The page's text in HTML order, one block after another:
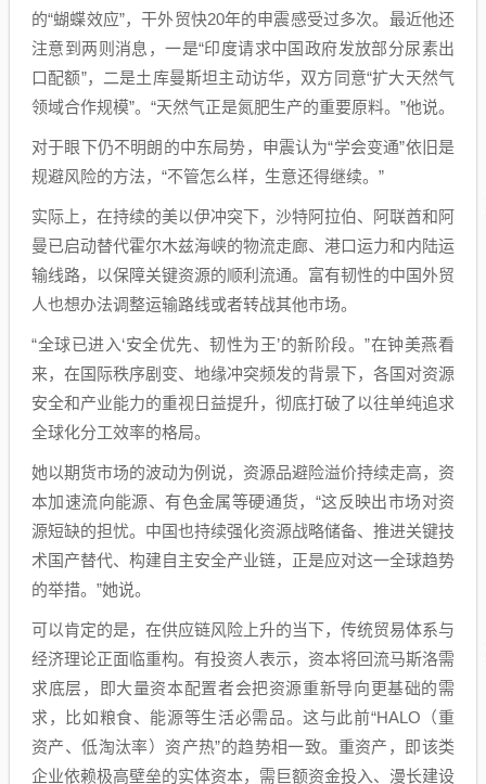
的“蝴蝶效应”，干外贸快20年的申震感受过多次。最近他还
注意到两则消息，一是“印度请求中国政府发放部分尿素出
口配额”，二是土库曼斯坦主动访华，双方同意“扩大天然气
领域合作规模”。“天然气正是氮肥生产的重要原料。”他说。
对于眼下仍不明朗的中东局势，申震认为“学会变通”依旧是
规避风险的方法，“不管怎么样，生意还得继续。”
实际上，在持续的美以伊冲突下，沙特阿拉伯、阿联酋和阿
曼已启动替代霍尔木兹海峡的物流走廊、港口运力和内陆运
输线路，以保障关键资源的顺利流通。富有韧性的中国外贸
人也想办法调整运输路线或者转战其他市场。
“全球已进入‘安全优先、韧性为王’的新阶段。”在钟美燕看
来，在国际秩序剧变、地缘冲突频发的背景下，各国对资源
安全和产业能力的重视日益提升，彻底打破了以往单纯追求
全球化分工效率的格局。
她以期货市场的波动为例说，资源品避险溢价持续走高，资
本加速流向能源、有色金属等硬通货，“这反映出市场对资
源短缺的担忧。中国也持续强化资源战略储备、推进关键技
术国产替代、构建自主安全产业链，正是应对这一全球趋势
的举措。”她说。
可以肯定的是，在供应链风险上升的当下，传统贸易体系与
经济理论正面临重构。有投资人表示，资本将回流马斯洛需
求底层，即大量资本配置者会把资源重新导向更基础的需
求，比如粮食、能源等生活必需品。这与此前“HALO（重
资产、低淘汰率）资产热”的趋势相一致。重资产，即该类
企业依赖极高壁垒的实体资本，需巨额资金投入、漫长建设